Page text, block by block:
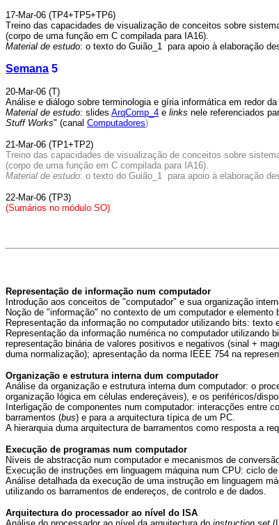
17-Mar-06 (TP4+TP5+TP6)
Treino das capacidades de visualização de conceitos sobre
(corpo de uma função em C compilada para IA16).
Material de estudo: o texto do Guião_1 para apoio à elaboração
Semana 5
20-Mar-06 (T)
Análise e diálogo sobre terminologia e gíria informática em redor
Material de estudo: slides ArqComp_4 e links nele referenciados
Stuff Works" (canal Computadores)
21-Mar-06 (TP1+TP2)
Treino das capacidades de visualização de conceitos sobre
(corpo de uma função em C compilada para IA16).
Material de estudo: o texto do Guião_1 para apoio à elaboração
22-Mar-06 (TP3)
(Sumários no módulo SO)
Representação de informação num computador
Introdução aos conceitos de "computador" e sua organização
Noção de "informação" no contexto de um computador e
Representação da informação no computador utilizando bits:
Representação da informação numérica no computador
representação binária de valores positivos e negativos (sinal +
duma normalização); apresentação da norma IEEE 754 na
Organização e estrutura interna dum computador
Análise da organização e estrutura interna dum computador: o
organização lógica em células endereçáveis), e os periféricos/
Interligação de componentes num computador: interacções entre
barramentos (bus) e para a arquitectura típica de um PC.
A hierarquia duma arquitectura de barramentos como resposta a
Execução de programas num computador
Níveis de abstracção num computador e mecanismos de
Execução de instruções em linguagem máquina num CPU: ciclo
Análise detalhada da execução de uma instrução em linguagem
utilizando os barramentos de endereços, de controlo e de dados.
Arquitectura do processador ao nível do ISA